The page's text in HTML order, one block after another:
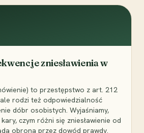
zniesławienia w
to przestępstwo z art. 212
rodzi też odpowiedzialność
dóbr osobistych. Wyjaśniamy,
czym różni się zniesławienie od
obrona przez dowód prawdy.